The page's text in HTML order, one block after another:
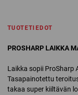
TUOTETIEDOT
PROSHARP LAIKKA
Laikka sopii ProSharp
Tasapainotettu
takaa super kiiltävän